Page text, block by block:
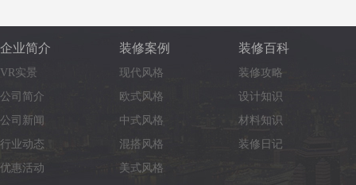
企业简介
VR实景
公司简介
公司新闻
行业动态
优惠活动
装修案例
现代风格
欧式风格
中式风格
混搭风格
美式风格
装修百科
装修攻略
设计知识
材料知识
装修日记